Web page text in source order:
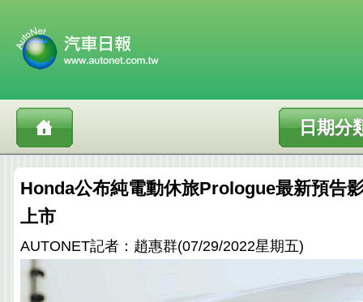
日期分
Honda公布純電動休旅Prologue最新預告
上市
AUTONET記者：趙惠群(07/29/2022星期五)